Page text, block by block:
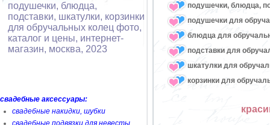
подушечки, блюдца,
подставки, шкатулки, корзинки
для обручальных колец фото,
каталог и цены, интернет-
магазин, москва, 2023
свадебные аксессуары:
свадебные накидки, шубки
свадебные подвязки для невесты
подушечки, блюдца,
подушечки для
блюдца для
подставки для
шкатулки для
корзинки для